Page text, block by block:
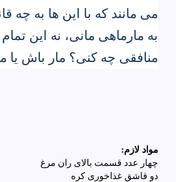
می مانند که با این ها به چه
به مارماهی مانی، نه این
منافقی چه کنی؟ مار باش یا
مواد لازم:
چهار عدد قسمت بالای ران مرغ
دو قاشق غذاخوری کره